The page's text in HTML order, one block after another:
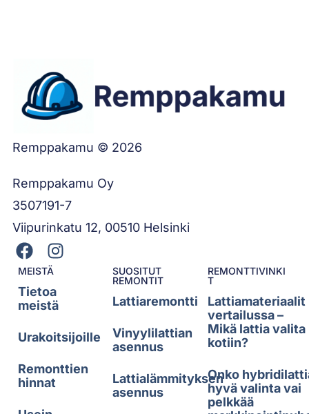
Remppakamu © 2026
Remppakamu Oy
3507191-7
Viipurinkatu 12, 00510 Helsinki
MEISTÄ
Tietoa
meistä
Urakoitsijoille
Remonttien
hinnat
SUOSITUT
REMONTIT
Lattiaremontti
Vinyylilattian
asennus
Lattialämmityksen
asennus
REMONTTIVINKI
T
Lattiamateriaalit
vertailussa –
Mikä lattia valita
kotiin?
Onko
hyvä valinta vai
pelkkää